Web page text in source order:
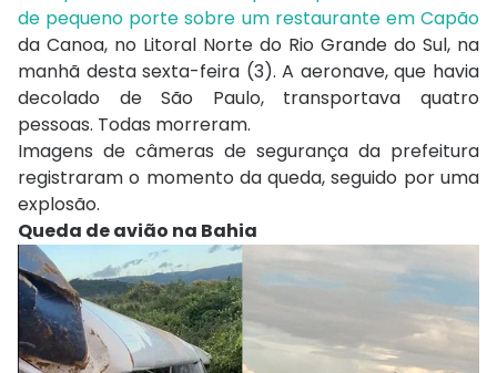
de pequeno porte sobre um restaurante em Capão
da Canoa, no Litoral Norte do Rio Grande do Sul, na
manhã desta sexta-feira (3). A aeronave, que havia
decolado de São Paulo, transportava quatro
pessoas. Todas morreram.
Imagens de câmeras de segurança da prefeitura
registraram o momento da queda, seguido por uma
explosão.
Queda de avião na Bahia